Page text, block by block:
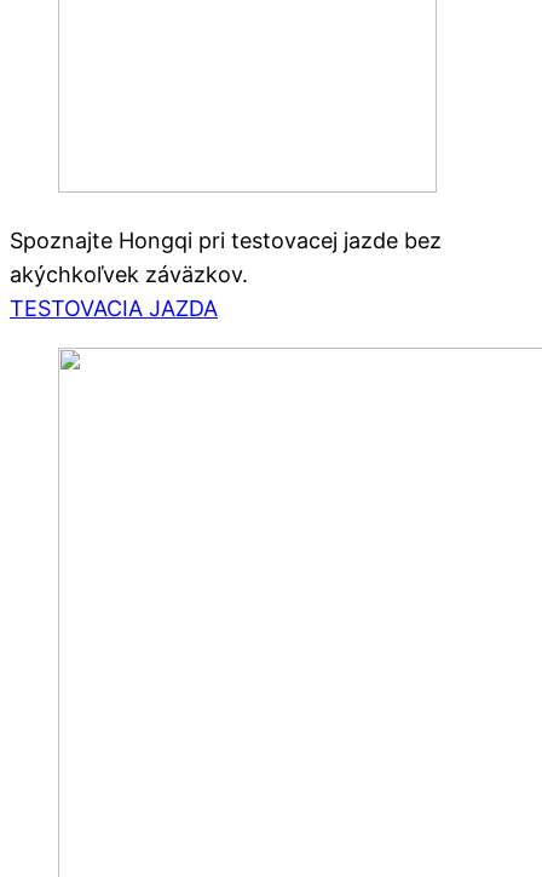
Spoznajte Hongqi pri testovacej jazde bez
akýchkoľvek záväzkov.
TESTOVACIA JAZDA